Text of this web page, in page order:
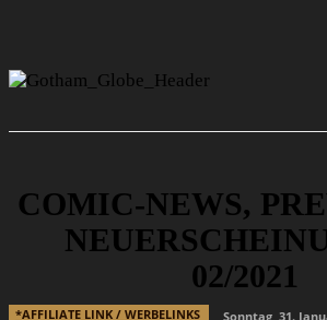
COMIC-NEWS,
02/2021
*AFFILIATE LINK / WERBELINKS
Sonntag, 31.